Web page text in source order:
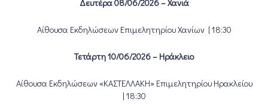
Δευτέρα 08/06/2026 – Χανιά
Αίθουσα Εκδηλώσεων Επιμελητηρίου Χανίων | 18:30
Τετάρτη 10/06/2026 – Ηράκλειο
Αίθουσα Εκδηλώσεων «ΚΑΣΤΕΛΛΑΚΗ» Επιμελητηρίου Ηρακλείου
| 18:30